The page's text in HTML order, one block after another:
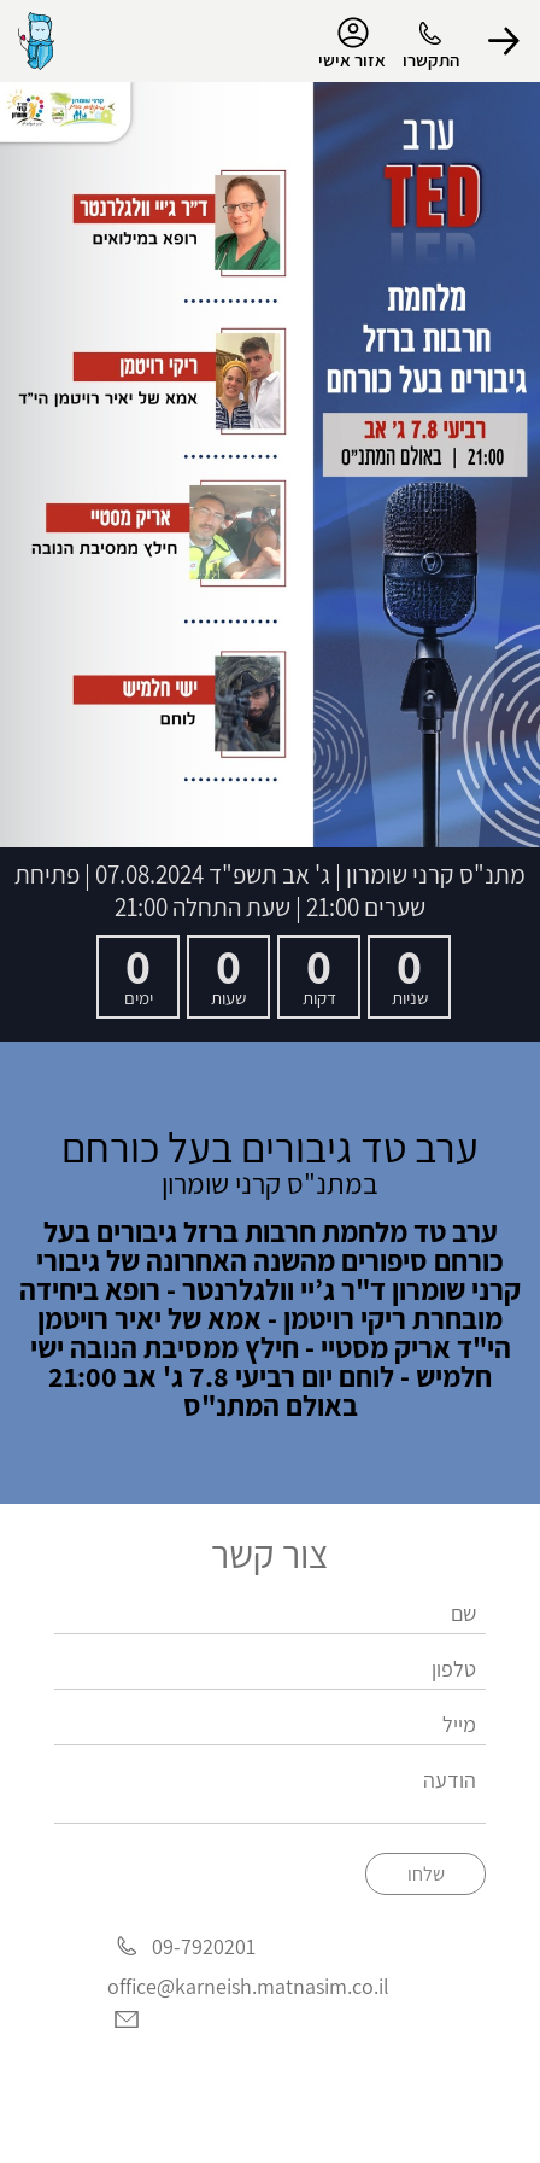
התקשרו אזור אישי
הפרופיל שלי
התנתק
מתנ"ס קרני שומרון | ג' אב תשפ"ד
07.08.2024 | פתיחת
שערים 21:00 | שעת התחלה 21:00
0
שניות
0
דקות
0
שעות
0
ימים
ערב טד גיבורים בעל כורחם
במתנ"ס קרני שומרון
ערב טד מלחמת חרבות ברזל גיבורים בעל
כורחם סיפורים מהשנה האחרונה של גיבורי
קרני שומרון ד"ר ג’יי וולגלרנטר - רופא ביחידה
מובחרת ריקי רויטמן - אמא של יאיר רויטמן
הי"ד אריק מסטיי - חילץ ממסיבת הנובה ישי
חלמיש - לוחם יום רביעי 7.8 ג' אב 21:00
באולם המתנ"ס
צור קשר
שלחו
09-7920201
office@karneish.matnasim.co.il